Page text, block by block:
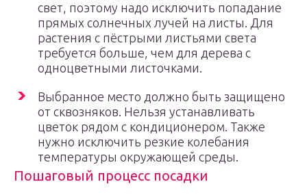
свет, поэтому надо исключить попадание
прямых солнечных лучей на листы. Для
растения с пёстрыми листьями света
требуется больше, чем для дерева с
одноцветными листочками.
Выбранное место должно быть защищено
от сквозняков. Нельзя устанавливать
цветок рядом с кондиционером. Также
нужно исключить резкие колебания
температуры окружающей среды.
Пошаговый процесс посадки